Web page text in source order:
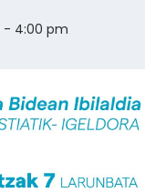
- 4:00 pm